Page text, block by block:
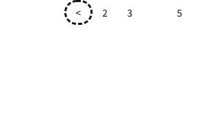
< 2 3 5